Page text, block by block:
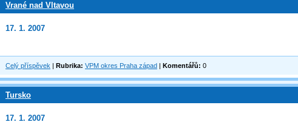
Vrané nad Vltavou
17. 1. 2007
Celý příspěvek | Rubrika: VPM okres Praha západ | Komentářů: 0
Tursko
17. 1. 2007